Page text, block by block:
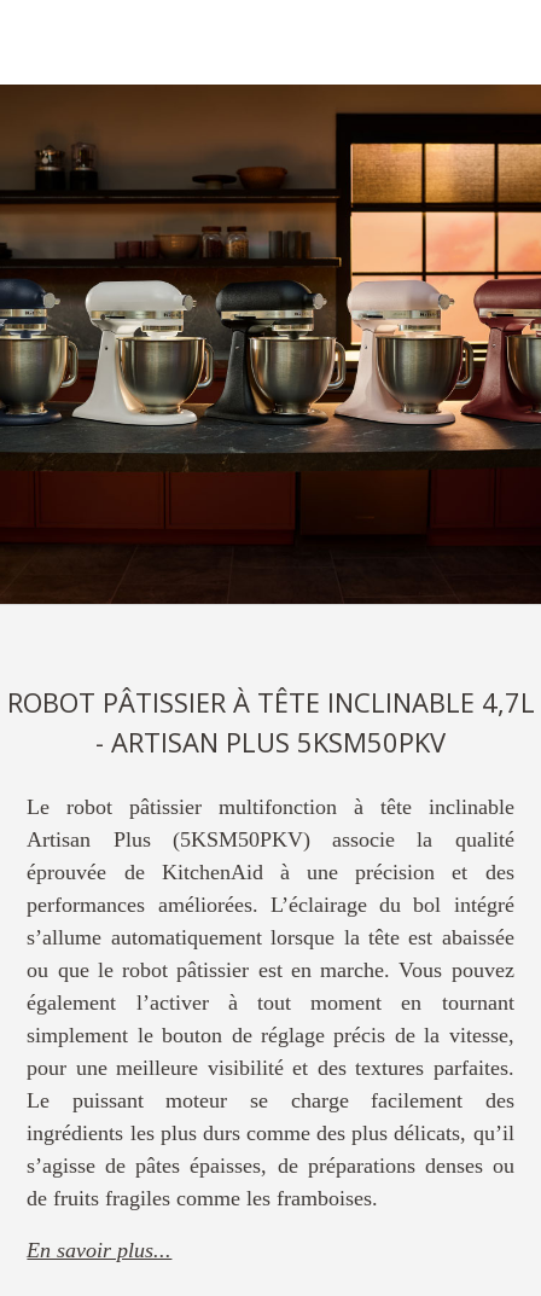
ROBOT PÂTISSIER À TÊTE INCLINABLE 4,7L
- ARTISAN PLUS 5KSM50PKV
Le robot pâtissier multifonction à tête inclinable
Artisan Plus (5KSM50PKV) associe la qualité
éprouvée de KitchenAid à une précision et des
performances améliorées. L’éclairage du bol intégré
s’allume automatiquement lorsque la tête est abaissée
ou que le robot pâtissier est en marche. Vous pouvez
également l’activer à tout moment en tournant
simplement le bouton de réglage précis de la vitesse,
pour une meilleure visibilité et des textures parfaites.
Le puissant moteur se charge facilement des
ingrédients les plus durs comme des plus délicats, qu’il
s’agisse de pâtes épaisses, de préparations denses ou
de fruits fragiles comme les framboises.
En savoir plus...